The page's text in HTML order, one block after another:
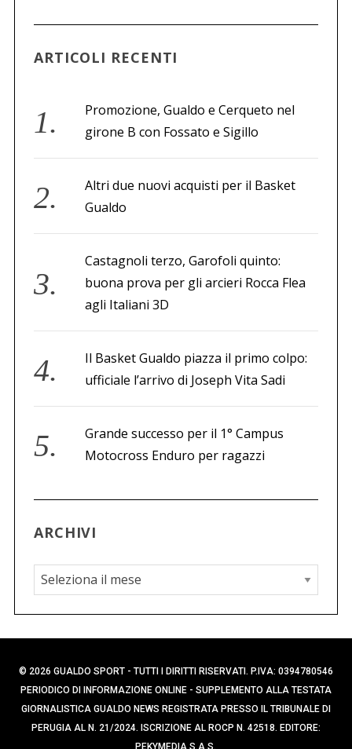
ARTICOLI RECENTI
Promozione, Gualdo e Cerqueto nel
girone B con Fossato e Sigillo
Altri due nuovi acquisti per il Basket
Gualdo
Castagnoli terzo, Garofoli quinto:
buona prova per gli arcieri Rocca Flea
agli Italiani 3D
Il Basket Gualdo piazza il primo colpo:
ufficiale l’arrivo di Joseph Vita Sadi
Grande successo per il 1° Campus
Motocross Enduro per ragazzi
ARCHIVI
A
r
c
h
i
v
i
© 2026 GUALDO SPORT - TUTTI I DIRITTI RISERVATI. P.IVA: 0394780546
PERIODICO DI INFORMAZIONE ONLINE - SUPPLEMENTO ALLA TESTATA
GIORNALISTICA GUALDO NEWS REGISTRATA PRESSO IL TRIBUNALE DI
PERUGIA AL N. 21/2024. ISCRIZIONE AL ROCP N. 42518. EDITORE:
PEKYMEDIA S.A.S.